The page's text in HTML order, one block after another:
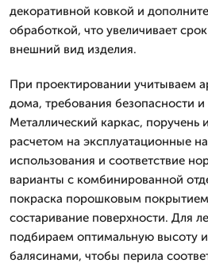
декоративной ковкой и
обработкой, что увеличивает
внешний вид изделия.
При проектировании учитываем
дома, требования безопасности
Металлический каркас, поручень
расчетом на эксплуатационные
использования и соответствие
варианты с комбинированной
покраска порошковым
состаривание поверхности. Для
подбираем оптимальную высоту
балясинами, чтобы перила